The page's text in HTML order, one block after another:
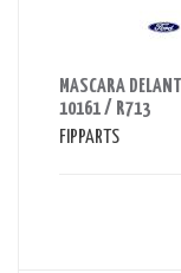
MASCARA
10161 / R713
FIPPARTS